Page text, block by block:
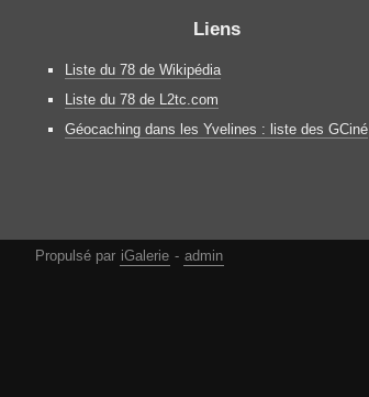
Liens
Liste du 78 de Wikipédia
Liste du 78 de L2tc.com
Géocaching dans les Yvelines : liste des GCiné
Propulsé par iGalerie - admin